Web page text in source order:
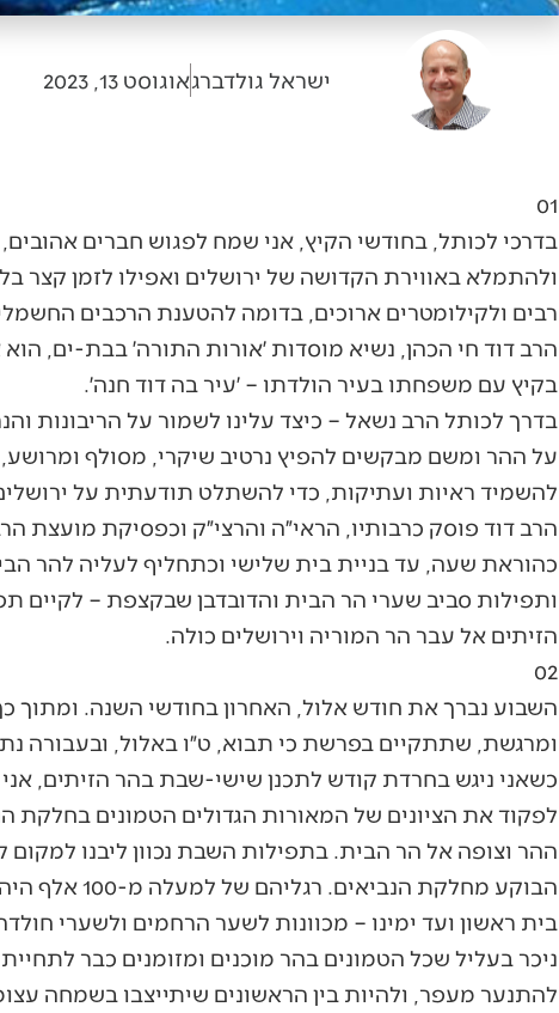
ישראל גולדברגאוגוסט 13, 2023
01
בדרכי לכותל, בחודשי הקיץ, אני שמח לפגוש חברים
ולהתמלא באווירת הקדושה של ירושלים ואפילו לזמן קצר
רבים ולקילומטרים ארוכים, בדומה להטענת הרכבים
הרב דוד חי הכהן, נשיא מוסדות ׳אורות התורה׳ בבת-ים,
בקיץ עם משפחתו בעיר הולדתו – ׳עיר בה דוד חנה׳.
בדרך לכותל הרב נשאל – כיצד עלינו לשמור על הריבונות
על ההר ומשם מבקשים להפיץ נרטיב שיקרי, מסולף
להשמיד ראיות ועתיקות, כדי להשתלט תודעתית על
הרב דוד פוסק כרבותיו, הראי״ה והרצי״ק וכפסיקת מועצת
כהוראת שעה, עד בניית בית שלישי וכתחליף לעליה להר
ותפילות סביב שערי הר הבית והדובדבן שבקצפת – לקיים
הזיתים אל עבר הר המוריה וירושלים כולה.
02
השבוע נברך את חודש אלול, האחרון בחודשי השנה. ומתוך כך
ומרגשת, שתתקיים בפרשת כי תבוא, ט״ו באלול, ובעבורה
כשאני ניגש בחרדת קודש לתכנן שישי-שבת בהר הזיתים,
לפקוד את הציונים של המאורות הגדולים הטמונים
ההר וצופה אל הר הבית. בתפילות השבת נכוון ליבנו
הבוקע מחלקת
בית ראשון ועד ימינו – מכוונות לשער הרחמים ולשערי
ניכר בעליל שכל הטמונים בהר מוכנים ומזומנים כבר
להתנער מעפר, ולהיות בין הראשונים שיתייצבו בשמחה